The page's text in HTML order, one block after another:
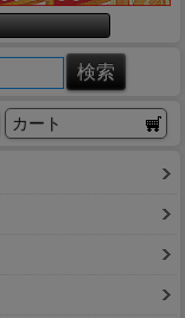
カート